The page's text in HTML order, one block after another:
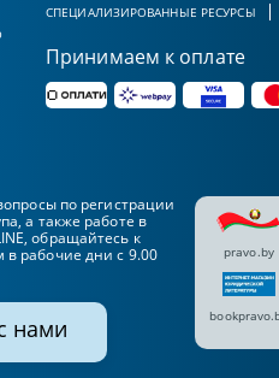
СПЕЦИАЛИЗИРОВАННЫЕ РЕСУРСЫ
Принимаем к оплате
по регистрации
а также работе в
обращайтесь к
рабочие дни с 9.00
нами
pravo.by